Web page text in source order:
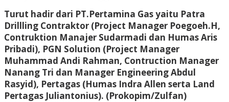
Turut hadir dari PT.Pertamina Gas yaitu Patra
Drillling Contraktor (Project Manager Poegoeh.H,
Contruktion Manajer Sudarmadi dan Humas Aris
Pribadi), PGN Solution (Project Manager
Muhammad Andi Rahman, Contruction Manager
Nanang Tri dan Manager Engineering Abdul
Rasyid), Pertagas (Humas Indra Allen serta Land
Pertagas Juliantonius). (Prokopim/Zulfan)